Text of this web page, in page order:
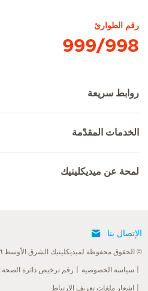
رقم الطوارئ
999/998
روابط سريعة
الخدمات المقدّمة
لمحة عن ميديكلينيك
الإتصال بنا
© الحقوق محفوظة لميديكلينيك الشرق الأوسط ٢٠٢٦
سياسة الخصوصية رقم ترخيص دائرة الصحة: QQ10NERF-081225
إشعار ملفات تعريف الارتباط